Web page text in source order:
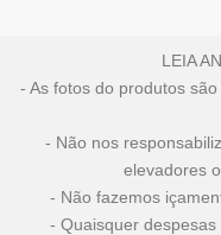
LEIA
- As fotos do produtos
- Não nos
elevadores
- Não fazemos
- Quaisquer despesas